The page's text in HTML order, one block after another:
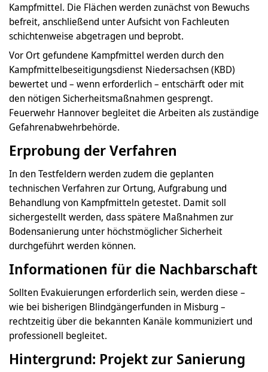
Kampfmittel. Die Flächen werden zunächst von Bewuchs
befreit, anschließend unter Aufsicht von Fachleuten
schichtenweise abgetragen und beprobt.
Vor Ort gefundene Kampfmittel werden durch den
Kampfmittelbeseitigungsdienst Niedersachsen (KBD)
bewertet und – wenn erforderlich – entschärft oder mit
den nötigen Sicherheitsmaßnahmen gesprengt.
Feuerwehr Hannover begleitet die Arbeiten als zuständige
Gefahrenabwehrbehörde.
Erprobung der Verfahren
In den Testfeldern werden zudem die geplanten
technischen Verfahren zur Ortung, Aufgrabung und
Behandlung von Kampfmitteln getestet. Damit soll
sichergestellt werden, dass spätere Maßnahmen zur
Bodensanierung unter höchstmöglicher Sicherheit
durchgeführt werden können.
Informationen für die Nachbarschaft
Sollten Evakuierungen erforderlich sein, werden diese –
wie bei bisherigen Blindgängerfunden in Misburg –
rechtzeitig über die bekannten Kanäle kommuniziert und
professionell begleitet.
Hintergrund: Projekt zur Sanierung